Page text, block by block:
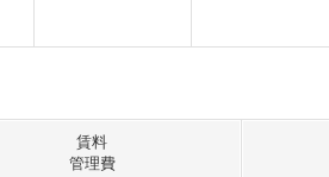
賃料
管理費